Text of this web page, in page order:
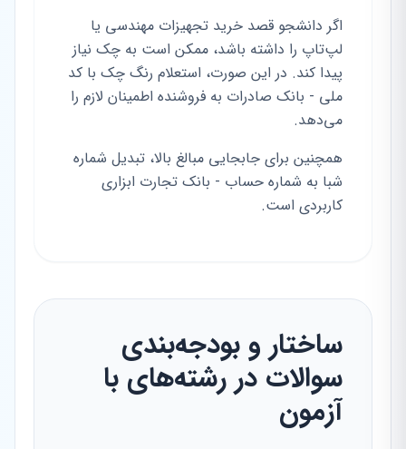
اگر دانشجو قصد خرید تجهیزات مهندسی یا
لپ‌تاپ را داشته باشد، ممکن است به چک نیاز
پیدا کند. در این صورت، استعلام رنگ چک با کد
ملی - بانک صادرات به فروشنده اطمینان لازم را
می‌دهد.
همچنین برای جابجایی مبالغ بالا، تبدیل شماره
شبا به شماره حساب - بانک تجارت ابزاری
کاربردی است.
ساختار و بودجه‌بندی
سوالات در رشته‌های با
آزمون